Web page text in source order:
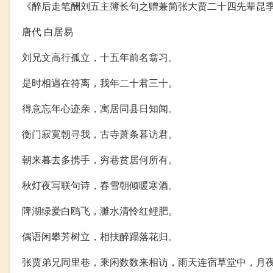
《醉后走笔酬刘五主簿长句之赠兼简张大贾二十四先辈昆季
唐代 白居易
刘兄文高行孤立，十五年前名翕习。
是时相遇在符离，我年二十君三十。
得意忘年心迹亲，寓居同县日知闻。
衡门寂寞朝寻我，古寺萧条暮访君。
朝来暮去多携手，穷巷贫居何所有。
秋灯夜写联句诗，春雪朝倾暖寒酒。
陴湖绿爱白鸥飞，濉水清怜红鲤肥。
偶语闲攀芳树立，相扶醉蹋落花归。
张贾弟兄同里巷，乘闲数数来相访，雨天连宿草堂中，月